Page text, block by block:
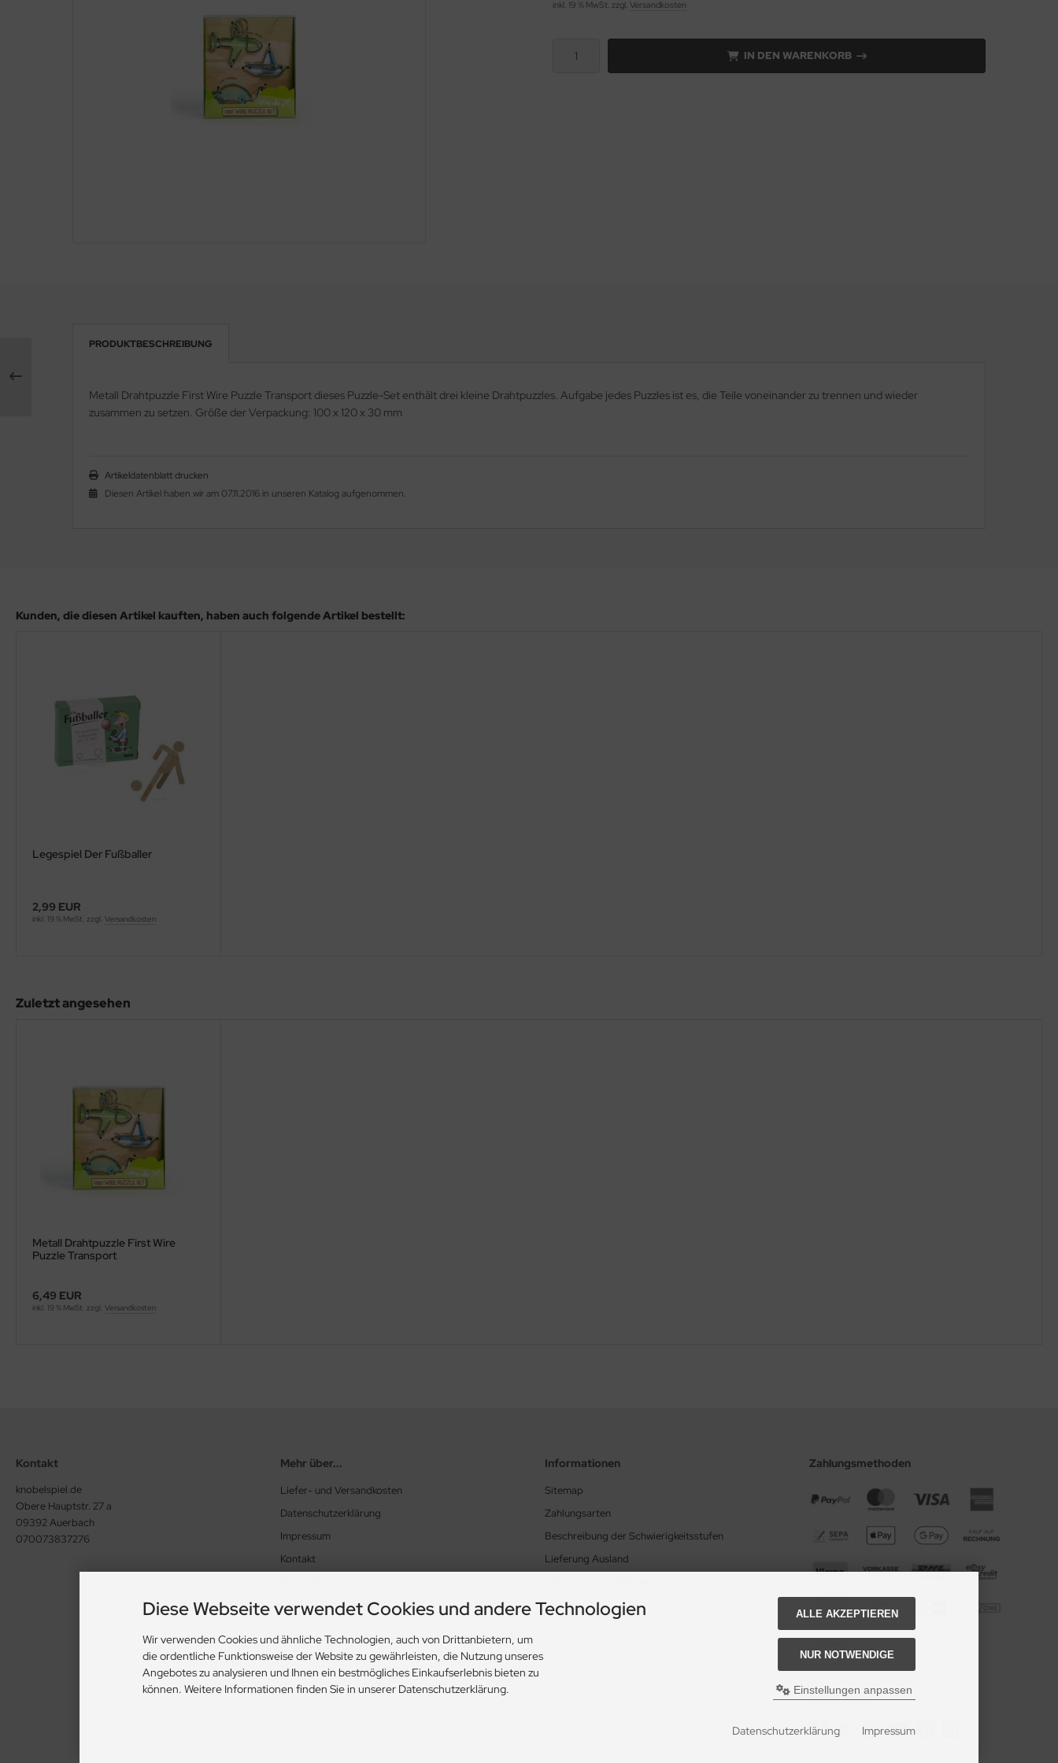
inkl. 19 % MwSt. zzgl. Versandkosten
IN DEN WARENKORB
PRODUKTBESCHREIBUNG
Metall Drahtpuzzle First Wire Puzzle Transport dieses Puzzle-Set enthält drei kleine Drahtpuzzles. Aufgabe jedes Puzzles ist es, die Teile voneinander zu trennen und wieder
zusammen zu setzen. Größe der Verpackung: 100 x 120 x 30 mm
Artikeldatenblatt drucken
Diesen Artikel haben wir am 07.11.2016 in unseren Katalog aufgenommen.
Kunden, die diesen Artikel kauften, haben auch folgende Artikel bestellt:
Legespiel Der Fußballer
2,99 EUR
inkl. 19 % MwSt. zzgl. Versandkosten
Zuletzt angesehen
Metall Drahtpuzzle First Wire
Puzzle Transport
6,49 EUR
inkl. 19 % MwSt. zzgl. Versandkosten
Kontakt
knobelspiel.de
Obere Hauptstr. 27 a
09392 Auerbach
070073837276
Mehr über...
Liefer- und Versandkosten
Datenschutzerklärung
Impressum
Kontakt
Cookie Einstellungen
Informationen
Sitemap
Zahlungsarten
Beschreibung der Schwierigkeitsstufen
Lieferung Ausland
Zahlungsmethoden
Social Media
Diese Webseite verwendet Cookies und andere Technologien
Wir verwenden Cookies und ähnliche Technologien, auch von Drittanbietern, um
die ordentliche Funktionsweise der Website zu gewährleisten, die Nutzung unseres
Angebotes zu analysieren und Ihnen ein bestmögliches Einkaufserlebnis bieten zu
können. Weitere Informationen finden Sie in unserer Datenschutzerklärung.
ALLE AKZEPTIEREN
NUR NOTWENDIGE
Einstellungen anpassen
Datenschutzerklärung Impressum